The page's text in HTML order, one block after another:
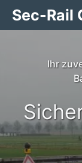
Zum
InhaltSec-Rail
Ihr